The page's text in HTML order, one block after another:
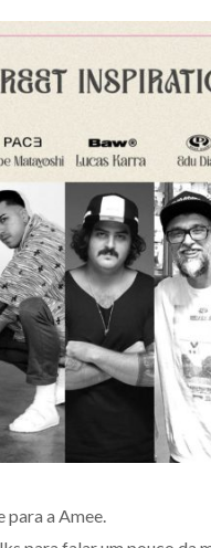
a Amee.